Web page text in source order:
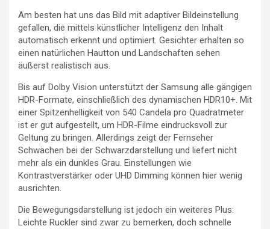
Am besten hat uns das Bild mit adaptiver Bildeinstellung
gefallen, die mittels künstlicher Intelligenz den Inhalt
automatisch erkennt und optimiert. Gesichter erhalten so
einen natürlichen Hautton und Landschaften sehen
äußerst realistisch aus.
Bis auf Dolby Vision unterstützt der Samsung alle gängigen
HDR-Formate, einschließlich des dynamischen HDR10+. Mit
einer Spitzenhelligkeit von 540 Candela pro Quadratmeter
ist er gut aufgestellt, um HDR-Filme eindrucksvoll zur
Geltung zu bringen. Allerdings zeigt der Fernseher
Schwächen bei der Schwarzdarstellung und liefert nicht
mehr als ein dunkles Grau. Einstellungen wie
Kontrastverstärker oder UHD Dimming können hier wenig
ausrichten.
Die Bewegungsdarstellung ist jedoch ein weiteres Plus:
Leichte Ruckler sind zwar zu bemerken, doch schnelle